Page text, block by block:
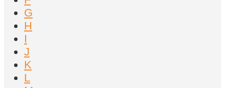
G
H
I
J
K
L